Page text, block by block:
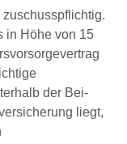
in Höhe von 15
der Bei-
liegt,